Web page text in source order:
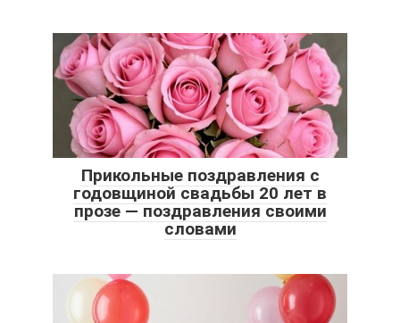
Прикольные поздравления с
годовщиной свадьбы 20 лет в
прозе — поздравления своими
словами